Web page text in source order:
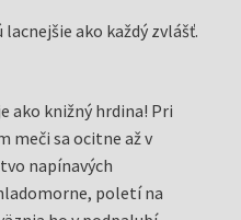
ako každý zvlášť.
ako knižný hrdina! Pri
meči sa ocitne až v
napínavých
poletí na